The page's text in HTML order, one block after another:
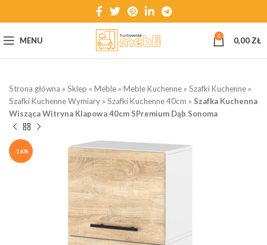
MENU 0 0,00 ZŁ
Strona główna » Sklep » Meble » Meble Kuchenne » Szafki Kuchenne »
Szafki Kuchenne Wymiary » Szafki Kuchenne 40cm » Szafka Kuchenna
Wisząca Witryna Klapowa 40cm SPremium Dąb Sonoma
-16%